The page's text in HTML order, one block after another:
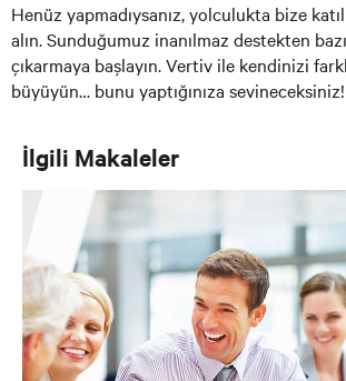
Henüz yapmadıysanız, yolculukta bize
alın. Sunduğumuz inanılmaz destekten
çıkarmaya başlayın. Vertiv ile kendinizi
büyüyün… bunu yaptığınıza sevineceksiniz!
İlgili Makaleler